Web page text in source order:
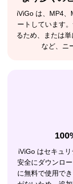
iViGo は、MP4
ートしています
るため、または
など、ニ
iViGo はセキュ
安全にダウンロ
に無料で使用で